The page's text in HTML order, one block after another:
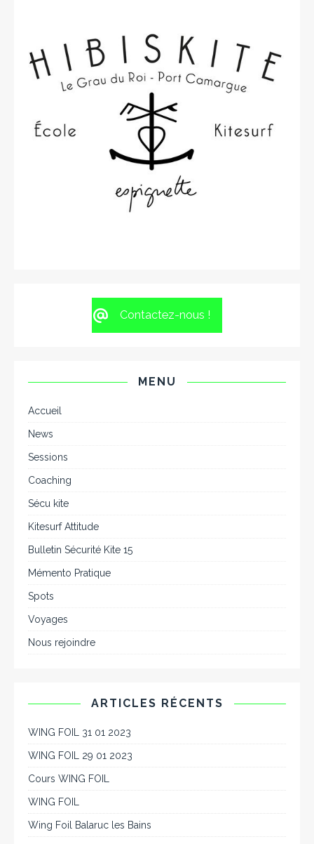
Contactez-nous !
MENU
Accueil
News
Sessions
Coaching
Sécu kite
Kitesurf Attitude
Bulletin Sécurité Kite 15
Mémento Pratique
Spots
Voyages
Nous rejoindre
ARTICLES RÉCENTS
WING FOIL 31 01 2023
WING FOIL 29 01 2023
Cours WING FOIL
WING FOIL
Wing Foil Balaruc les Bains